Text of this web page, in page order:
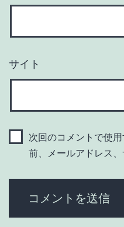
サイト
次回のコメントで使
前、メールアドレス、